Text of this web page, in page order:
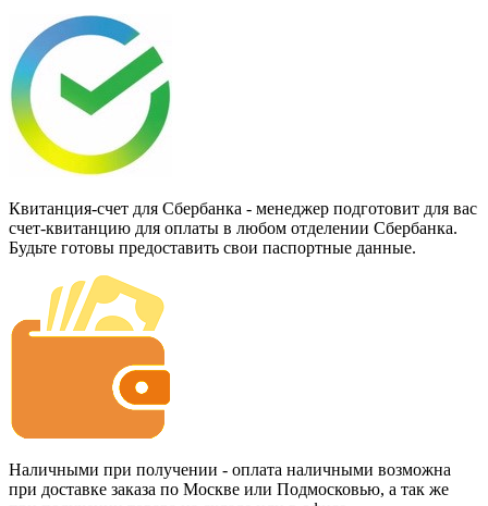
Квитанция-счет для Сбербанка - менеджер подготовит для вас
счет-квитанцию для оплаты в любом отделении Сбербанка.
Будьте готовы предоставить свои паспортные данные.
Наличными при получении - оплата наличными возможна
при доставке заказа по Москве или Подмосковью, а так же